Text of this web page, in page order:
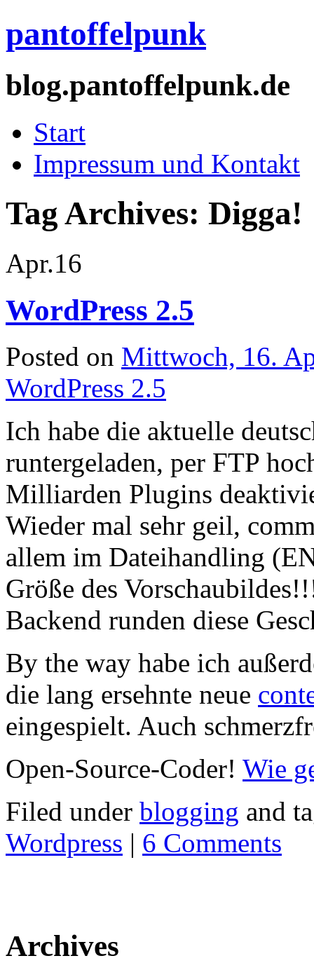
pantoffelpunk
blog.pantoffelpunk.de
Start
Impressum und Kontakt
Tag Archives: Digga!
Apr.16
WordPress 2.5
Posted on Mittwoch, 16.
WordPress 2.5
Ich habe die aktuelle
runtergeladen, per FTP
Milliarden Plugins
Wieder mal sehr geil,
allem im Dateihandling
Größe des
Backend runden diese
By the way habe ich
die lang ersehnte neue
eingespielt. Auch
Open-Source-Coder! Wie
Filed under blogging and
Wordpress | 6 Comments
Archives